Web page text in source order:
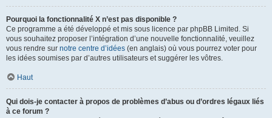
Pourquoi la fonctionnalité X n’est pas disponible ?
Ce programme a été développé et mis sous licence par phpBB Limited. Si
vous souhaitez proposer l’intégration d’une nouvelle fonctionnalité, veuillez
vous rendre sur notre centre d’idées (en anglais) où vous pourrez voter pour
les idées soumises par d’autres utilisateurs et suggérer les vôtres.
Haut
Qui dois-je contacter à propos de problèmes d’abus ou d’ordres légaux liés
à ce forum ?